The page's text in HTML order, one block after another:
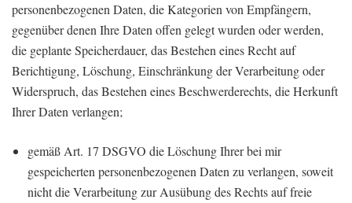
personenbezogenen Daten, die Kategorien von Empfängern,
gegenüber denen Ihre Daten offen gelegt wurden oder werden,
die geplante Speicherdauer, das Bestehen eines Recht auf
Berichtigung, Löschung, Einschränkung der Verarbeitung oder
Widerspruch, das Bestehen eines Beschwerderechts, die Herkunft
Ihrer Daten verlangen;
gemäß Art. 17 DSGVO die Löschung Ihrer bei mir
gespeicherten personenbezogenen Daten zu verlangen, soweit
nicht die Verarbeitung zur Ausübung des Rechts auf freie